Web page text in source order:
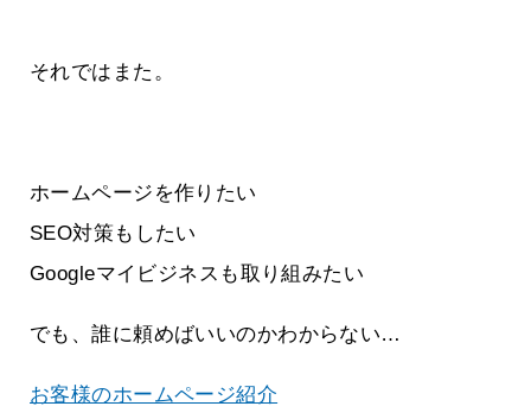
それではまた。
ホームページを作りたい
SEO対策もしたい
Googleマイビジネスも取り組みたい
でも、誰に頼めばいいのかわからない…
お客様のホームページ紹介